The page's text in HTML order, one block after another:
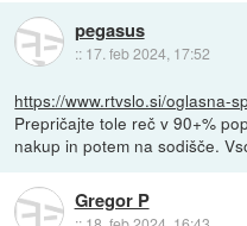
pegasus
:: 17. feb 2024, 17:52
https://www.rtvslo.si/oglasna-
Prepričajte tole reč v 90+%
nakup in potem na sodišče.
Gregor P